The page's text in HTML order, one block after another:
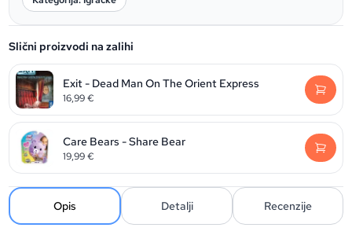
Slični proizvodi na zalihi
Exit - Dead Man On The Orient Express
16,99€
Care Bears - Share Bear
19,99€
Opis Detalji Recenzije